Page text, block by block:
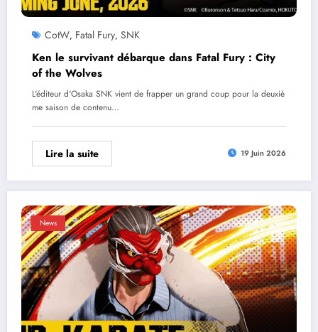
CotW, Fatal Fury, SNK
Ken le survivant débarque dans Fatal Fury : City
of the Wolves
L'éditeur d'Osaka SNK vient de frapper un grand coup pour la deuxiè
me saison de contenu…
Lire la suite 19 Juin 2026
News